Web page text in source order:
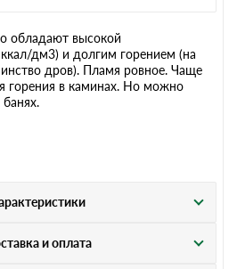
обладают высокой
дм3) и долгим горением (на
дров). Пламя ровное. Чаще
горения в каминах. Но можно
и оплата